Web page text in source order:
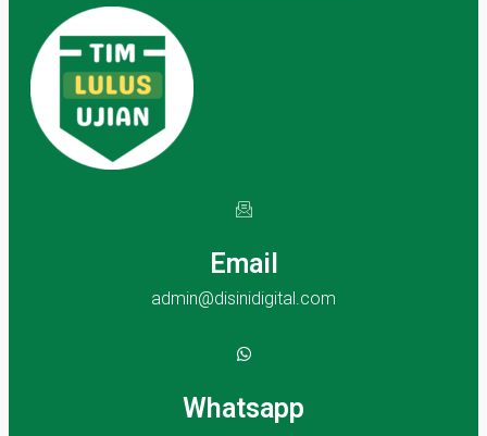
Email
admin@disinidigital.com
Whatsapp